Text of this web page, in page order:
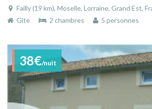
Failly (19 km), Moselle, Lorraine, Grand Est,
Gîte
2 chambres 5 personnes
38€/nuit